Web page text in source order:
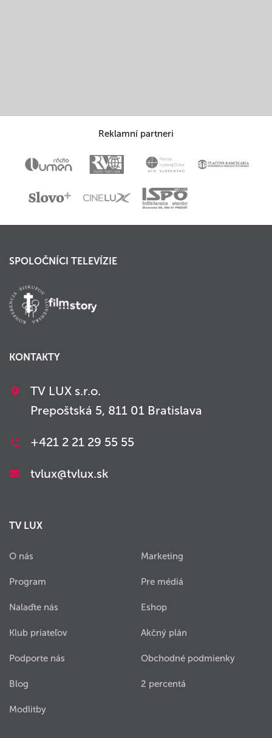
Reklamní partneri
SPOLOČNÍCI TELEVÍZIE
KONTAKTY
TV LUX s.r.o.
Prepoštská 5, 811 01 Bratislava
+421 2 21 29 55 55
tvlux@tvlux.sk
TV LUX
O nás
Program
Nalaďte nás
Klub priateľov
Podporte nás
Blog
Modlitby
Marketing
Pre médiá
Eshop
Akčný plán
Obchodné podmienky
2 percentá